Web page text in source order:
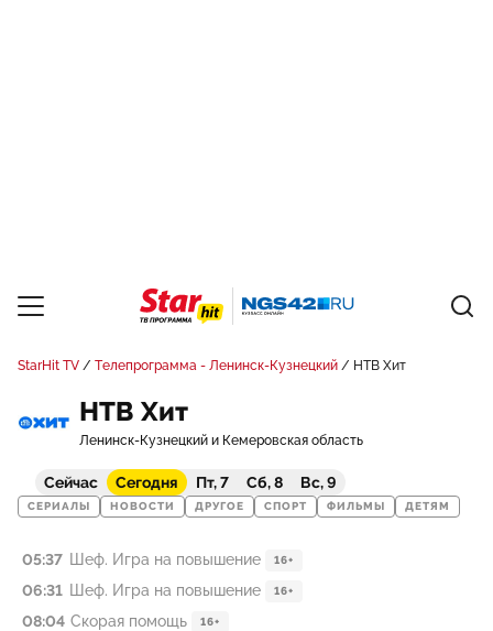
StarHit TV Телепрограмма - Ленинск-Кузнецкий НТВ Хит
НТВ Хит
Ленинск-Кузнецкий и Кемеровская область
Сейчас Сегодня Пт, 7 Сб, 8 Вс, 9
СЕРИАЛЫ НОВОСТИ ДРУГОЕ СПОРТ ФИЛЬМЫ ДЕТЯМ
05:37 Шеф. Игра на повышение 16+
06:31 Шеф. Игра на повышение 16+
08:04 Скорая помощь 16+